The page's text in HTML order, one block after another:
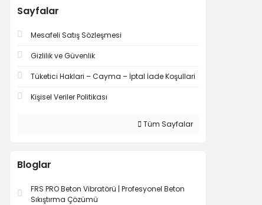
Sayfalar
Mesafeli Satış Sözleşmesi
Gizlilik ve Güvenlik
Tüketici Haklari – Cayma – İptal İade Koşullari
Kişisel Veriler Politikası
Tüm Sayfalar
Bloglar
FRS PRO Beton Vibratörü | Profesyonel Beton
Sıkıştırma Çözümü